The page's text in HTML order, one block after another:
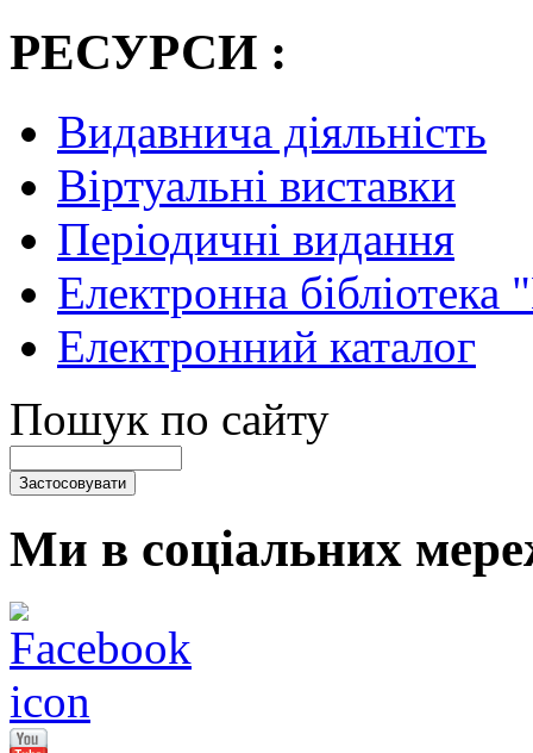
РЕСУРСИ :
Видавнича діяльність
Віртуальні виставки
Періодичні видання
Електронна
Електронний каталог
Пошук по сайту
Ми в соціальних